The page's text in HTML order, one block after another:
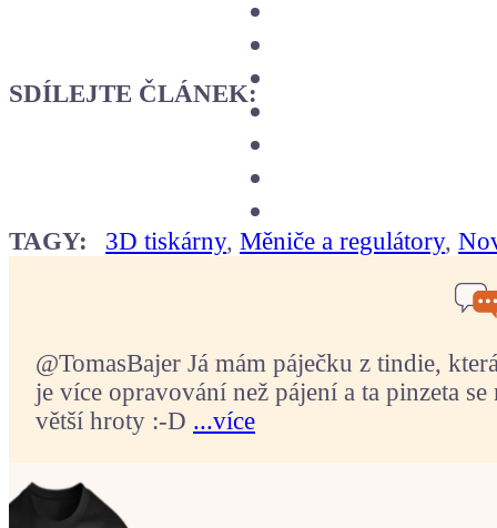
SDÍLEJTE ČLÁNEK:
TAGY: 3D tiskárny,Měniče a regulátory,
@TomasBajer Já mám páječku z tindie,
je více opravování než pájení a ta pinzeta
větší hroty :-D ...více